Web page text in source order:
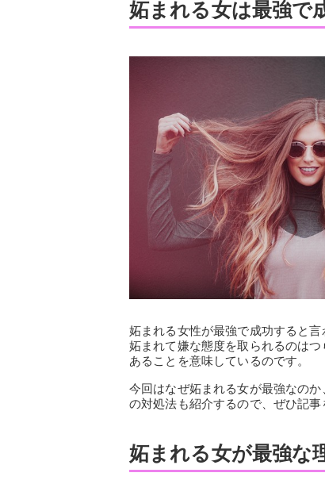
妬まれる女は最強で
妬まれる女性が最強で成功すると
妬まれて嫌な態度を取られるのは
あることを意味しているのです。
今回はなぜ妬まれる女が最強なの
の対処法も紹介するので、ぜひ記事
妬まれる女が最強な